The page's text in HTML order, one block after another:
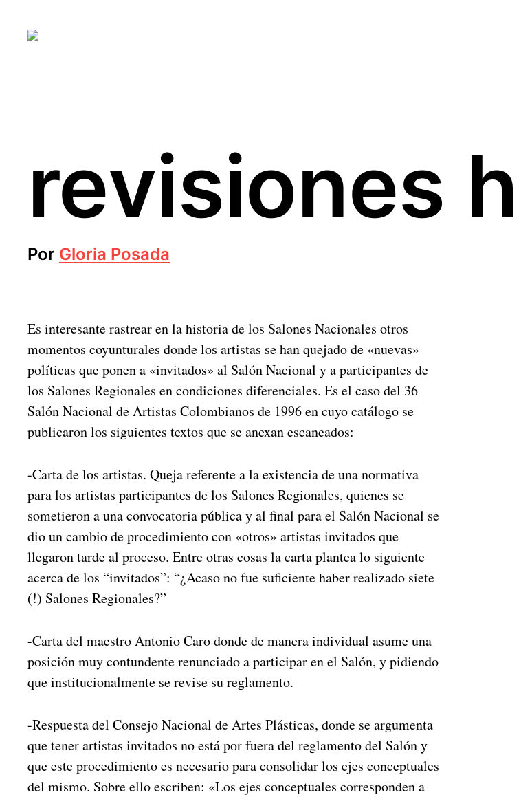
revisiones
Por Gloria Posada
Es interesante rastrear en la historia de los Salones Nacionales otros
momentos coyunturales donde los artistas se han quejado de «nuevas»
políticas que ponen a «invitados» al Salón Nacional y a participantes de
los Salones Regionales en condiciones diferenciales. Es el caso del 36
Salón Nacional de Artistas Colombianos de 1996 en cuyo catálogo se
publicaron los siguientes textos que se anexan escaneados:
-Carta de los artistas. Queja referente a la existencia de una normativa
para los artistas participantes de los Salones Regionales, quienes se
sometieron a una convocatoria pública y al final para el Salón Nacional se
dio un cambio de procedimiento con «otros» artistas invitados que
llegaron tarde al proceso. Entre otras cosas la carta plantea lo siguiente
acerca de los “invitados”: “¿Acaso no fue suficiente haber realizado siete
(!) Salones Regionales?”
-Carta del maestro Antonio Caro donde de manera individual asume una
posición muy contundente renunciado a participar en el Salón, y pidiendo
que institucionalmente se revise su reglamento.
-Respuesta del Consejo Nacional de Artes Plásticas, donde se argumenta
que tener artistas invitados no está por fuera del reglamento del Salón y
que este procedimiento es necesario para consolidar los ejes conceptuales
del mismo. Sobre ello escriben: «Los ejes conceptuales corresponden a